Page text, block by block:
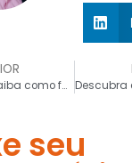
IRFS: saiba como funcionam as normas internacionais de contabilidade
seu